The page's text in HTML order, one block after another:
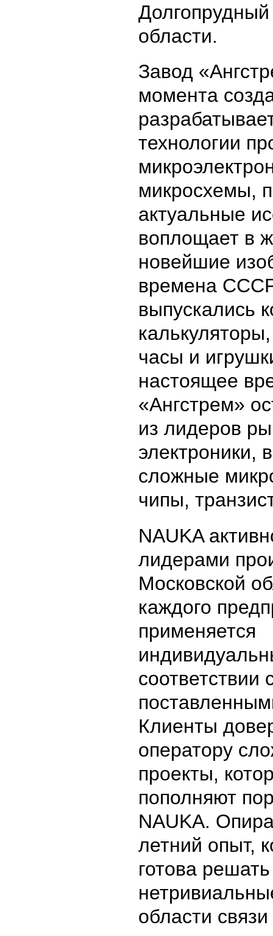
области.
Завод
момента
технологии
микросхемы,
актуальные
воплощает в
новейшие
времена
выпускались
часы и
настоящее
«Ангстрем»
из лидеров
электроники,
сложные
чипы,
NAUKA
лидерами
Московской
каждого
применяется
соответствии
Клиенты
оператору
проекты,
пополняют
NAUKA.
летний опыт,
готова
области